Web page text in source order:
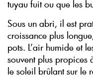
tuyau fuit ou que les
Sous un abri, il est
croissance plus
pots. L’air humide et
souvent plus
le soleil brûlant sur le